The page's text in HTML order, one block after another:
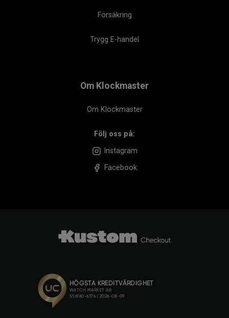
Försäkring
Trygg E-handel
Om Klockmaster
Om Klockmaster
Följ oss på:
Instagram
Facebook